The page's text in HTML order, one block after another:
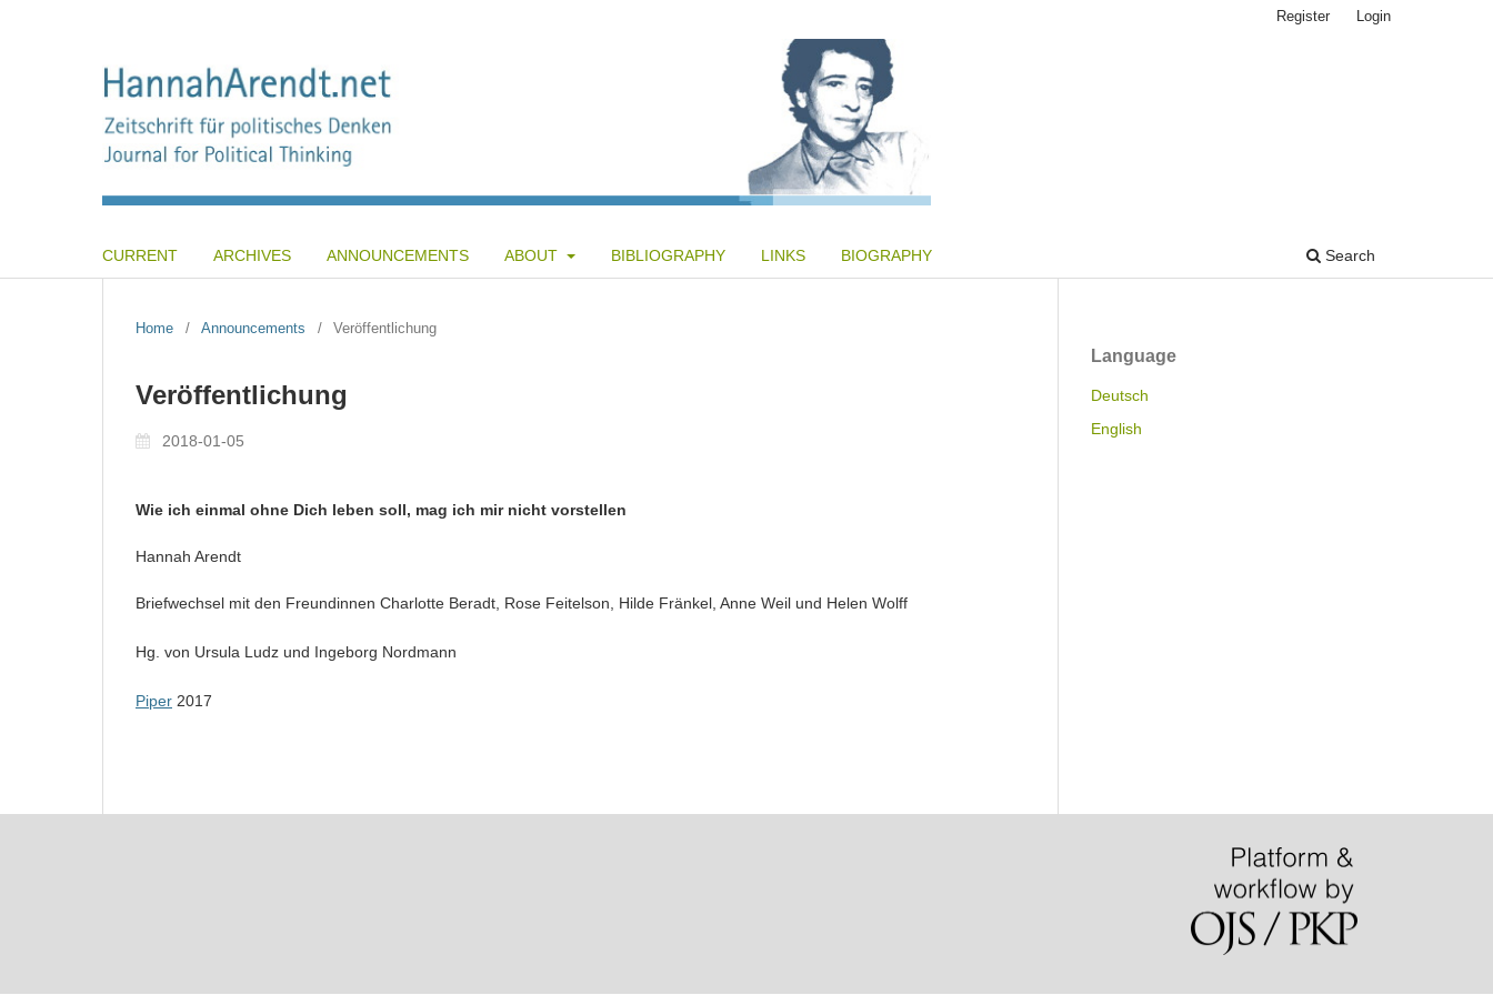
CURRENT ARCHIVES ANNOUNCEMENTS ABOUT BIBLIOGRAPHY LINKS BIOGRAPHY Search
Register Login
Home / Announcements / Veröffentlichung
Veröffentlichung
2018-01-05
Wie ich einmal ohne Dich leben soll, mag ich mir nicht vorstellen
Hannah Arendt
Briefwechsel mit den Freundinnen Charlotte Beradt, Rose Feitelson, Hilde Fränkel, Anne Weil und Helen Wolff
Hg. von Ursula Ludz und Ingeborg Nordmann
Piper 2017
Language
Deutsch
English